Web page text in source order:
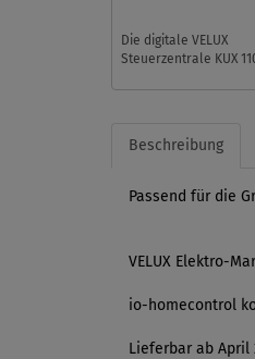
Die digitale VELUX
Steuerzentrale KUX
homecontrol®-
Beschreibung
Passend für die
VELUX Elektro-
io-homecontrol
Lieferbar ab April